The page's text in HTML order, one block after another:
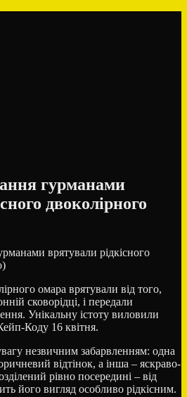
гурманами
двоколірного
омара врятували від того,
сковорідці, і передали
Унікальну істоту виловили
Коду 16 квітня.
незвичним забарвленням: одна
відтінок, а інша – яскраво-
рівно посередині – від
його вигляд особливо рідкісним.